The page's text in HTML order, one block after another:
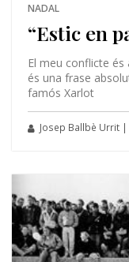
NADAL
“Estic en
El meu conflicte
és una frase
famós Xarlot
Josep Ballbè Urrit |